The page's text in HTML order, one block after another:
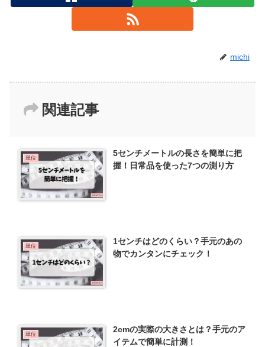
michi
関連記事
単位
5センチメートルの長さを簡単に把
握！日常品を使った7つの測り方
単位
1センチはどのくらい？手元のあの
物でカンタンにチェック！
単位
2cmの実際の大きさとは？手元のア
イテムで簡単に計測！